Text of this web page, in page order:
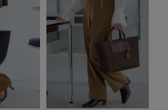
抜け感 秋冬